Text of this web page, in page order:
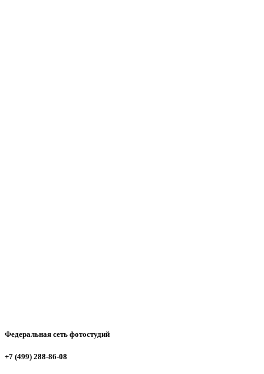
Федеральная сеть фотостудий
+7 (499) 288-86-08